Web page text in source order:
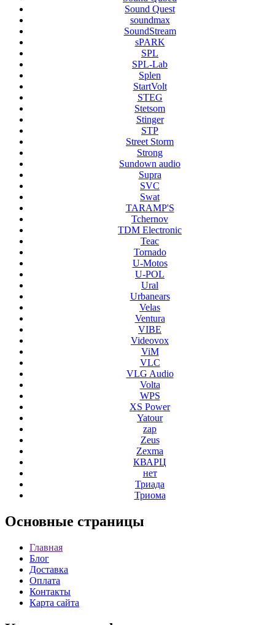
Sound Quest
soundmax
SoundStream
sPARK
SPL
SPL-Lab
Splen
StartVolt
STEG
Stetsom
Stinger
STP
Street Storm
Strong
Sundown audio
Supra
SVC
Swat
TARAMP'S
Tchernov
TDM Electronic
Teac
Tornado
U-Motos
U-POL
Ural
Urbanears
Velas
Ventura
VIBE
Videovox
ViM
VLC
VLG Audio
Volta
WPS
XS Power
Yatour
zap
Zeus
Zexma
КВАРЦ
нет
Триада
Триома
Основные страницы
Главная
Блог
Доставка
Оплата
Контакты
Карта сайта